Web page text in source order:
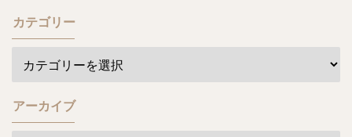
カテゴリー
アーカイブ